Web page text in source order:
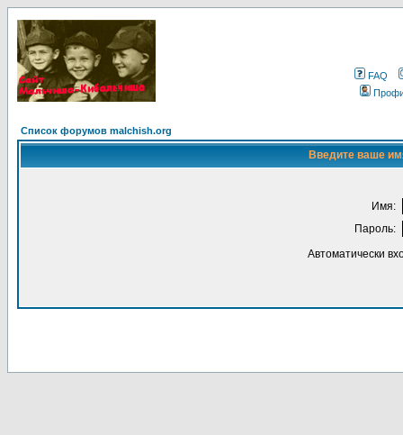
FAQ
Список форумов malchish.org
Введите ваше
Имя:
Пароль:
Автоматически